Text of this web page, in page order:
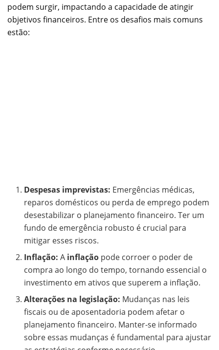
podem surgir, impactando a capacidade de atingir
objetivos financeiros. Entre os desafios mais comuns
estão:
Despesas imprevistas: Emergências médicas,
reparos domésticos ou perda de emprego podem
desestabilizar o planejamento financeiro. Ter um
fundo de emergência robusto é crucial para
mitigar esses riscos.
Inflação: A inflação pode corroer o poder de
compra ao longo do tempo, tornando essencial o
investimento em ativos que superem a inflação.
Alterações na legislação: Mudanças nas leis
fiscais ou de aposentadoria podem afetar o
planejamento financeiro. Manter-se informado
sobre essas mudanças é fundamental para ajustar